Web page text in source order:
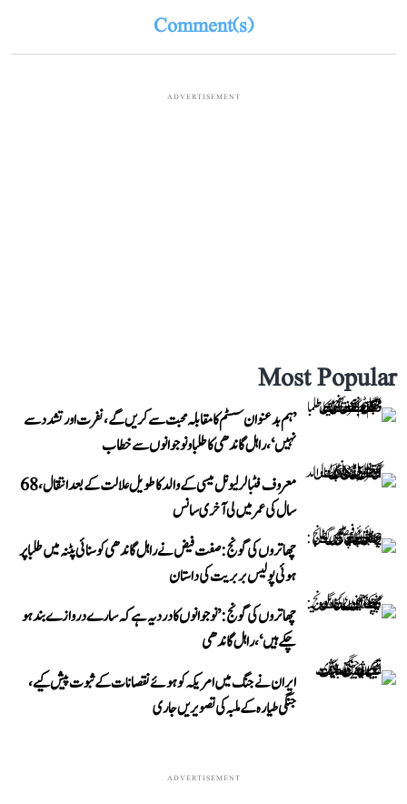
Comment(s)
ADVERTISEMENT
Most Popular
’ہم بدعنوان سسٹم کا مقابلہ محبت سے کریں گے، نفرت اور تشدد سے
نہیں‘، راہل گاندھی کا طلبا و نوجوانوں سے خطاب
معروف فٹبالر لیونل میسی کے والد کا طویل علالت کے بعد انتقال، 68
سال کی عمر میں لی آخری سانس
چھاتروں کی گونج: صفت فیض نے راہل گاندھی کو سنائی پٹنہ میں طلبا پر
ہوئی پولیس بربریت کی داستان
چھاتروں کی گونج: ’نوجوانوں کا درد یہ ہے کہ سارے دروازے بند ہو
چکے ہیں‘، راہل گاندھی
ایران نے جنگ میں امریکہ کو ہوئے نقصانات کے ثبوت پیش کیے،
جنگی طیارہ کے ملبہ کی تصویریں جاری
ADVERTISEMENT